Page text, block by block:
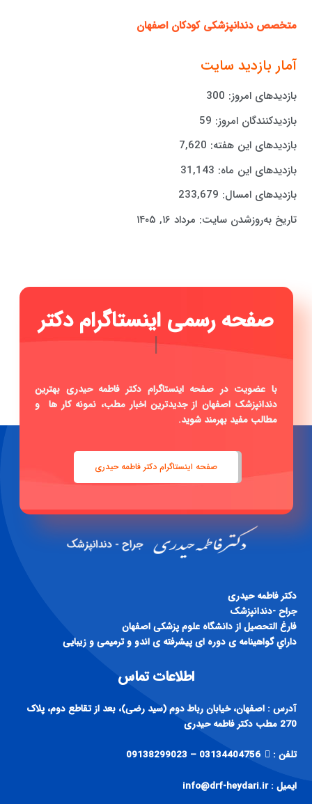
متخصص دندانپزشکی کودکان اصفهان
آمار بازدید سایت
بازدیدهای امروز: 300
بازدیدکنندگان امروز: 59
بازدیدهای این هفته: 7,620
بازدیدهای این ماه: 31,143
بازدیدهای امسال: 233,679
تاریخ به‌روزشدن سایت: مرداد ۱۶, ۱۴۰۵
صفحه رسمی اینستاگرام دکتر
فاطمه
با عضویت در صفحه اینستاگرام دکتر فاطمه حیدری بهترین
دندانپزشک اصفهان از جدیدترین اخبار مطب، نمونه کار ها و
دكتر فاطمه حيدری
جراح -دندانپزشک
فارغ التحصيل از دانشگاه علوم پزشكی اصفهان
داراي گواهينامه ی دوره ای پيشرفته ی اندو و ترميمی و زيبايی
اطلاعات تماس
آدرس : اصفهان، خیابان رباط دوم (سید رضی)، بعد از تقاطع دوم، پلاک
270 مطب دکتر فاطمه حیدری
تلفن : 03134404756 – 09138299023